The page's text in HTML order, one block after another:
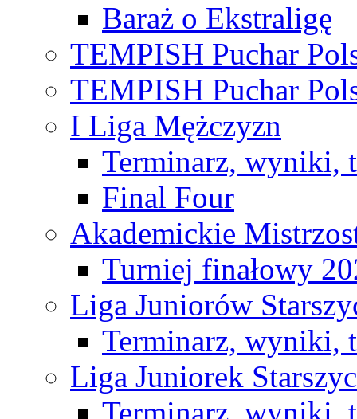
Baraż o Ekstraligę
TEMPISH Puchar
TEMPISH Puchar
I Liga Mężczyzn
Terminarz, wyniki,
Final Four
Akademickie
Turniej finałowy
Liga Juniorów
Terminarz, wyniki,
Liga Juniorek
Terminarz, wyniki,